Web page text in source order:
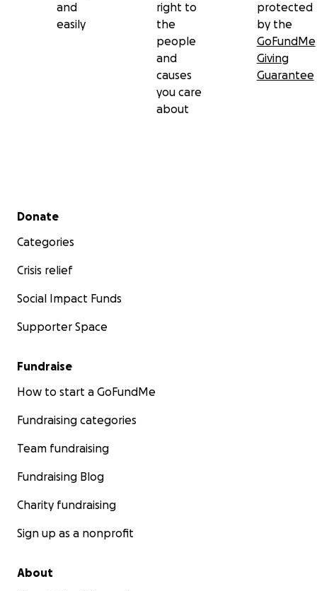
and
easily
right to
the
people
and
causes
you care
about
protected
by the
GoFundMe
Giving
Guarantee
Secondary menu
Donate
Categories
Crisis relief
Social Impact Funds
Supporter Space
Fundraise
How to start a GoFundMe
Fundraising categories
Team fundraising
Fundraising Blog
Charity fundraising
Sign up as a nonprofit
About